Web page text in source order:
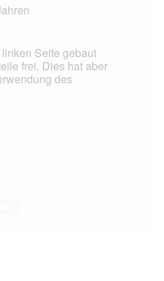
Seite gebaut
frei. Dies hat aber
des